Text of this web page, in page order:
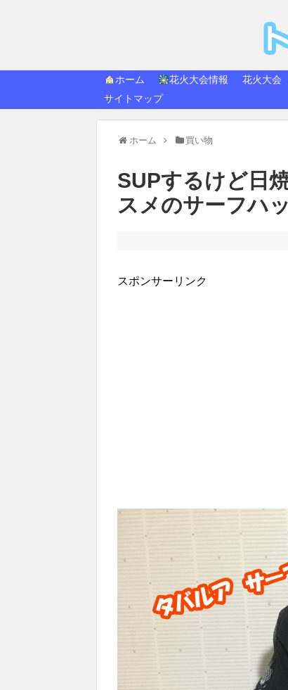
ホーム 花火大会情報 花火大会
サイトマップ
ホーム 買い物
SUPするけど日
スメのサーフハ
スポンサーリンク